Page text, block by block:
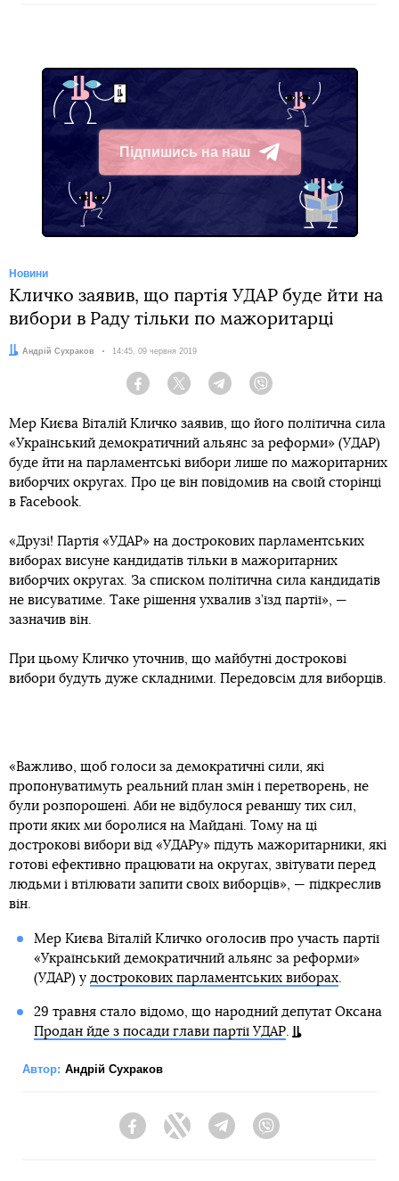
Підпишись на наш
Telegram
Новини
Кличко заявив, що партія УДАР буде йти на
вибори в Раду тільки по мажоритарці
Автор:
Андрій Сухраков Дата:
14:45, 09 червня 2019
Facebook Twitter Telegram
Мер Києва Віталій Кличко заявив, що його політична сила
«Український демократичний альянс за реформи» (УДАР)
буде йти на парламентські вибори лише по мажоритарних
виборчих округах. Про це він повідомив на своїй сторінці
в Facebook.
«Друзі! Партія «УДАР» на дострокових парламентських
виборах висуне кандидатів тільки в мажоритарних
виборчих округах. За списком політична сила кандидатів
не висуватиме. Таке рішення ухвалив з’їзд партії», —
зазначив він.
При цьому Кличко уточнив, що майбутні дострокові
вибори будуть дуже складними. Передовсім для виборців.
«Важливо, щоб голоси за демократичні сили, які
пропонуватимуть реальний план змін і перетворень, не
були розпорошені. Аби не відбулося реваншу тих сил,
проти яких ми боролися на Майдані. Тому на ці
дострокові вибори від «УДАРу» підуть мажоритарники, які
готові ефективно працювати на округах, звітувати перед
людьми і втілювати запити своїх виборців», — підкреслив
він.
Мер Києва Віталій Кличко оголосив про участь партії
«Український демократичний альянс за реформи»
(УДАР) у дострокових парламентських виборах.
29 травня стало відомо, що народний депутат Оксана
Продан йде з посади глави партії УДАР.
Автор: Андрій Сухраков
FacebookTwitter Telegram